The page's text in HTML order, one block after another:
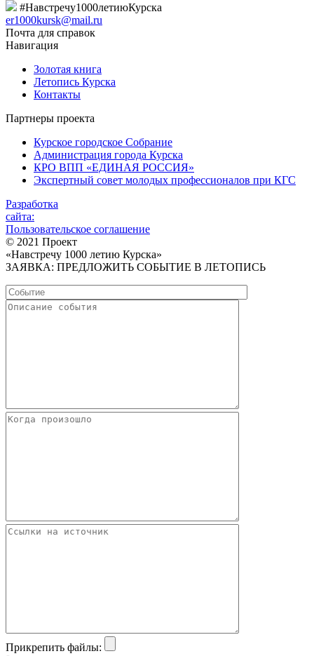
#Навстречу1000летиюКурска
er1000kursk@mail.ru
Почта для справок
Навигация
Золотая книга
Летопись Курска
Контакты
Партнеры проекта
Курское городское Собрание
Администрация города Курска
КРО ВПП «ЕДИНАЯ РОССИЯ»
Экспертный совет молодых профессионалов при КГС
Разработка
сайта:
Пользовательское соглашение
© 2021 Проект
«Навстречу 1000 летию Курска»
ЗАЯВКА: ПРЕДЛОЖИТЬ СОБЫТИЕ В ЛЕТОПИСЬ
Прикрепить файлы: